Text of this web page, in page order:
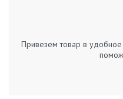
Привезем товар в